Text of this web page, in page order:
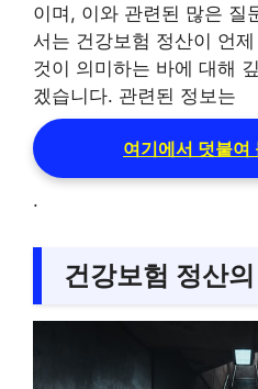
이며, 이와 관련된 많은 질
서는 건강보험 정산이 언
것이 의미하는 바에 대해
겠습니다. 관련된 정보는
여기에서 덧붙여
.
건강보험 정산